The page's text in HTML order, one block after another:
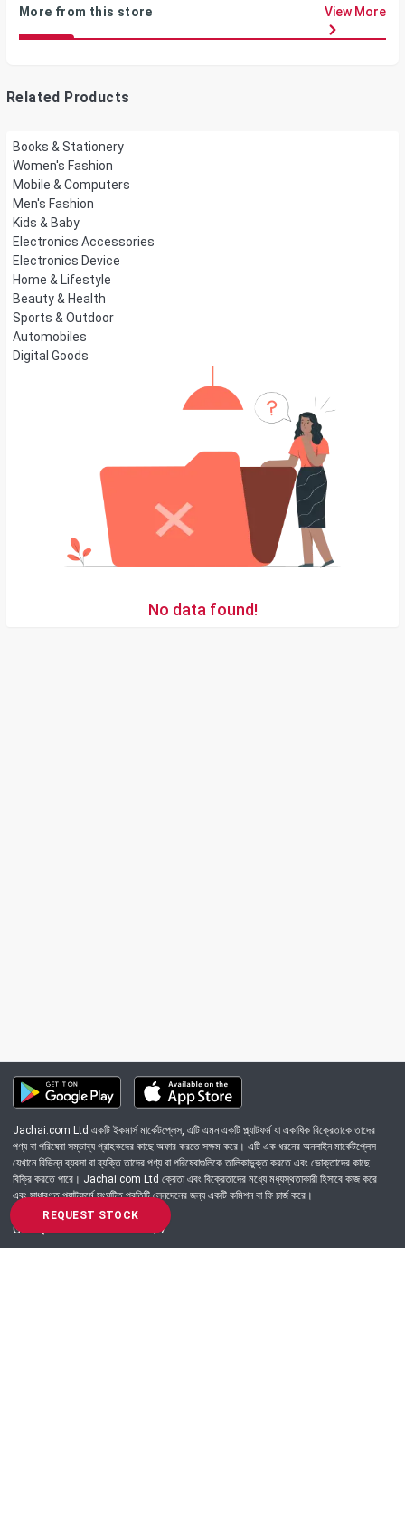
REQUEST STOCK
More from this store View More
Related Products
Books & Stationery
Women's Fashion
Mobile & Computers
Men's Fashion
Kids & Baby
Electronics Accessories
Electronics Device
Home & Lifestyle
Beauty & Health
Sports & Outdoor
Automobiles
Digital Goods
No data found!
Jachai.com Ltd একটি ইকমার্স মার্কেটপ্লেস, এটি এমন একটি প্ল্যাটফর্ম যা একাধিক বিক্রেতাকে তাদের
পণ্য বা পরিষেবা সম্ভাব্য গ্রাহকদের কাছে অফার করতে সক্ষম করে। এটি এক ধরনের অনলাইন মার্কেটপ্লেস
যেখানে বিভিন্ন ব্যবসা বা ব্যক্তি তাদের পণ্য বা পরিষেবাগুলিকে তালিকাভুক্ত করতে এবং ভোক্তাদের কাছে
বিক্রি করতে পারে। Jachai.com Ltd ক্রেতা এবং বিক্রেতাদের মধ্যে মধ্যস্থতাকারী হিসাবে কাজ করে
এবং সাধারণত প্ল্যাটফর্মে সংঘটিত প্রতিটি লেনদেনের জন্য একটি কমিশন বা ফি চার্জ করে।
Got Question? Call us 24/7